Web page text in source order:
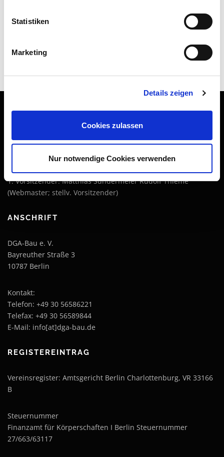
Statistiken
Marketing
Details zeigen
Cookies zulassen
Nur notwendige Cookies verwenden
Weiterbildung
Streitbeilegung in der Bau- und Immobilienwirtschaft e. V.
1. Vorsitzender: Matthias Sundermeier Rudolf Thieme
(Webmaster; stellv. Vorsitzender)
ANSCHRIFT
DGA-Bau e. V.
Bayreuther Straße 3
10787 Berlin
Kontakt:
Telefon: +49 30 56586221
Telefax: +49 30 56589844
E-Mail: info[at]dga-bau.de
REGISTEREINTRAG
Vereinsregister: Amtsgericht Berlin Charlottenburg, VR 33166
B
Steuernummer
Finanzamt für Körperschaften I Berlin Steuernummer
27/663/63117